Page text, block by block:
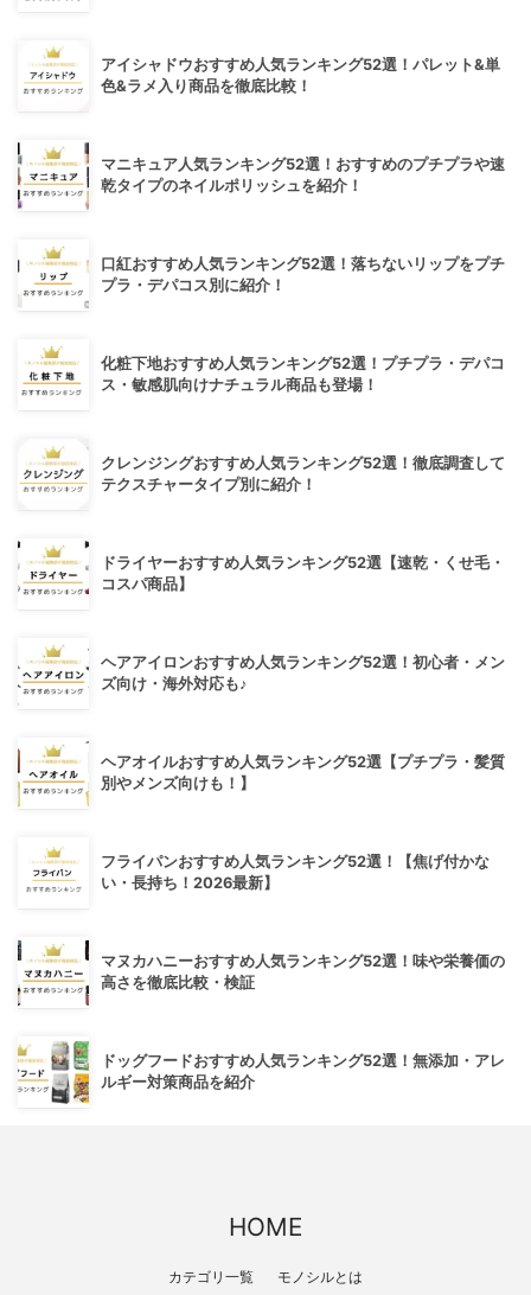
アイシャドウおすすめ人気ランキング52選！パレット&単
色&ラメ入り商品を徹底比較！
マニキュア人気ランキング52選！おすすめのプチプラや速
乾タイプのネイルポリッシュを紹介！
口紅おすすめ人気ランキング52選！落ちないリップをプチ
プラ・デパコス別に紹介！
化粧下地おすすめ人気ランキング52選！プチプラ・デパコ
ス・敏感肌向けナチュラル商品も登場！
クレンジングおすすめ人気ランキング52選！徹底調査して
テクスチャータイプ別に紹介！
ドライヤーおすすめ人気ランキング52選【速乾・くせ毛・
コスパ商品】
ヘアアイロンおすすめ人気ランキング52選！初心者・メン
ズ向け・海外対応も♪
ヘアオイルおすすめ人気ランキング52選【プチプラ・髪質
別やメンズ向けも！】
フライパンおすすめ人気ランキング52選！【焦げ付かな
い・長持ち！2026最新】
マヌカハニーおすすめ人気ランキング52選！味や栄養価の
高さを徹底比較・検証
ドッグフードおすすめ人気ランキング52選！無添加・アレ
ルギー対策商品を紹介
HOME
カテゴリ一覧 モノシルとは